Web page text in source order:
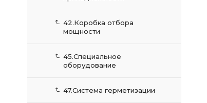
42.Коробка отбора
мощности
45.Специальное
оборудование
47.Система герметизации